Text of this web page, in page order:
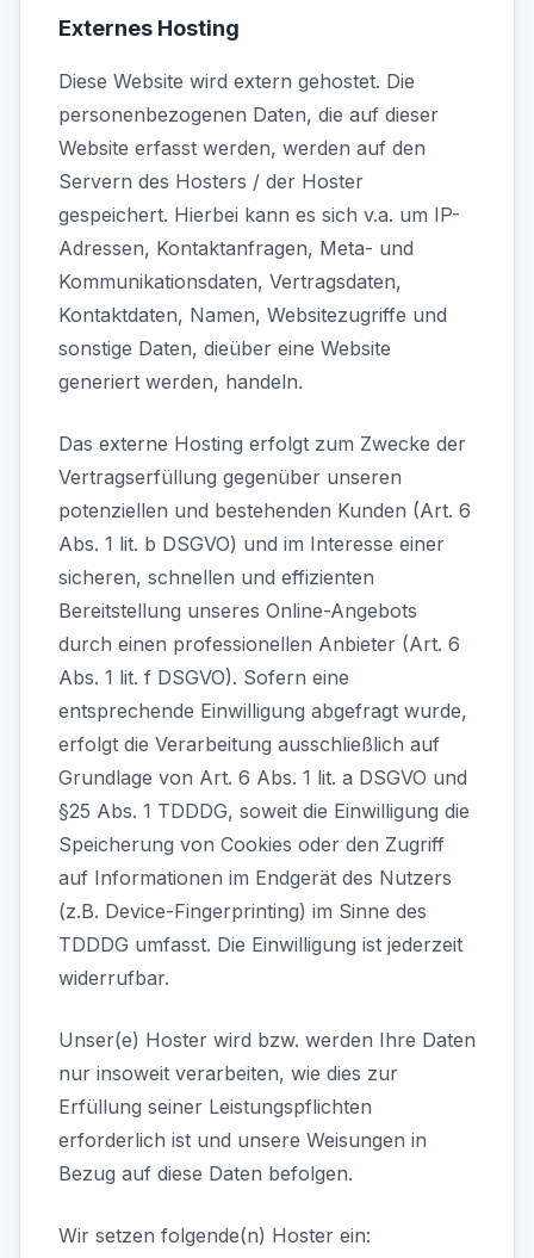
Externes Hosting
Diese Website wird extern gehostet. Die
personenbezogenen Daten, die auf dieser
Website erfasst werden, werden auf den
Servern des Hosters / der Hoster
gespeichert. Hierbei kann es sich v.a. um IP-
Adressen, Kontaktanfragen, Meta- und
Kommunikationsdaten, Vertragsdaten,
Kontaktdaten, Namen, Websitezugriffe und
sonstige Daten, dieüber eine Website
generiert werden, handeln.
Das externe Hosting erfolgt zum Zwecke der
Vertragserfüllung gegenüber unseren
potenziellen und bestehenden Kunden (Art. 6
Abs. 1 lit. b DSGVO) und im Interesse einer
sicheren, schnellen und effizienten
Bereitstellung unseres Online-Angebots
durch einen professionellen Anbieter (Art. 6
Abs. 1 lit. f DSGVO). Sofern eine
entsprechende Einwilligung abgefragt wurde,
erfolgt die Verarbeitung ausschließlich auf
Grundlage von Art. 6 Abs. 1 lit. a DSGVO und
§25 Abs. 1 TDDDG, soweit die Einwilligung die
Speicherung von Cookies oder den Zugriff
auf Informationen im Endgerät des Nutzers
(z.B. Device-Fingerprinting) im Sinne des
TDDDG umfasst. Die Einwilligung ist jederzeit
widerrufbar.
Unser(e) Hoster wird bzw. werden Ihre Daten
nur insoweit verarbeiten, wie dies zur
Erfüllung seiner Leistungspflichten
erforderlich ist und unsere Weisungen in
Bezug auf diese Daten befolgen.
Wir setzen folgende(n) Hoster ein: